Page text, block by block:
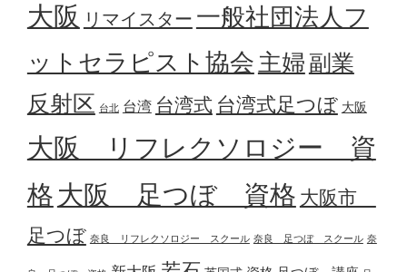
大阪 リマイスター 一般社団法人フ
ットセラピスト協会 主婦副業
反射区 台北 台湾 台湾式 台湾式足つぼ 大阪
大阪 リフレクソロジー 資
格 大阪 足つぼ 資格 大阪市
足つぼ 奈良 リフレクソロジー スクール 奈良 足つぼ スクール 奈